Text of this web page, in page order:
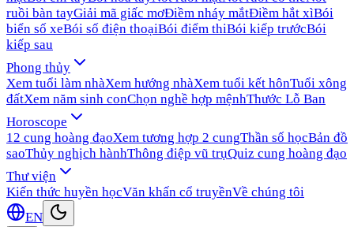
ruồi bàn tayGiải mã giấc mơĐiềm nháy mắtĐiềm hắt xìBói
biển số xeBói số điện thoạiBói điểm thiBói kiếp trướcBói
kiếp sau
Phong thủy
Xem tuổi làm nhàXem hướng nhàXem tuổi kết hônTuổi xông
đấtXem năm sinh conChọn nghề hợp mệnhThước Lỗ Ban
Horoscope
12 cung hoàng đạoXem tương hợp 2 cungThần số họcBản đồ
saoThủy nghịch hànhThông điệp vũ trụQuiz cung hoàng đạo
Thư viện
Kiến thức huyền họcVăn khấn cổ truyềnVề chúng tôi
EN